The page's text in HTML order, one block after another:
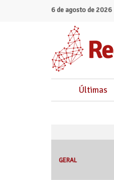
6 de agosto de 2026
Últimas
GERAL